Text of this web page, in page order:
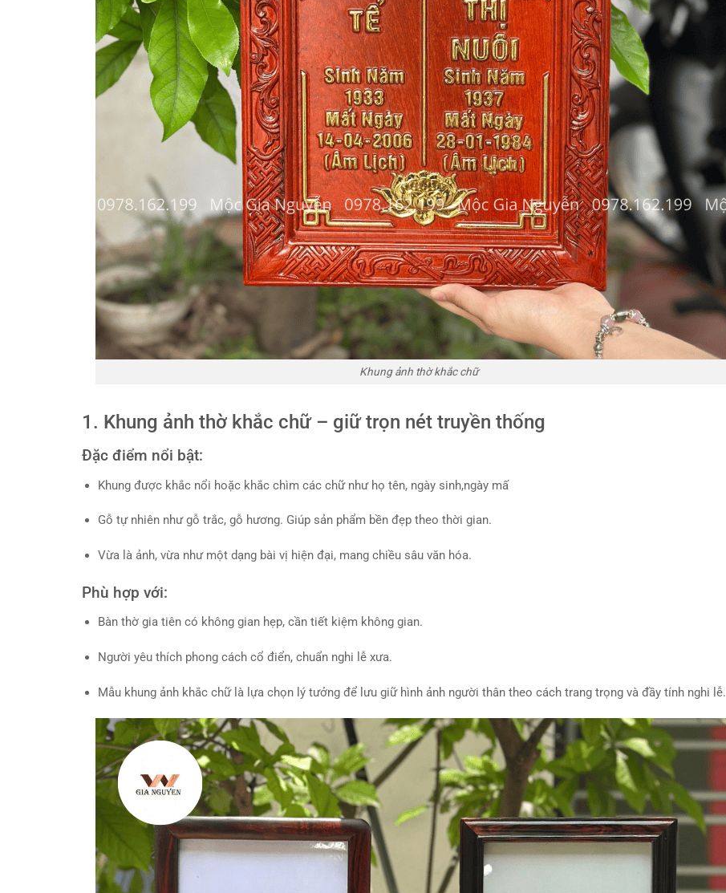
Khung ảnh thờ khắc chữ
1. Khung ảnh thờ khắc chữ – giữ trọn nét truyền thống
Đặc điểm nổi bật:
Khung được khắc nổi hoặc khắc chìm các chữ như họ tên, ngày sinh,ngày mấ
Gỗ tự nhiên như gỗ trắc, gỗ hương. Giúp sản phẩm bền đẹp theo thời gian.
Vừa là ảnh, vừa như một dạng bài vị hiện đại, mang chiều sâu văn hóa.
Phù hợp với:
Bàn thờ gia tiên có không gian hẹp, cần tiết kiệm không gian.
Người yêu thích phong cách cổ điển, chuẩn nghi lễ xưa.
Mẫu khung ảnh khắc chữ là lựa chọn lý tưởng để lưu giữ hình ảnh người thân theo cách trang trọng và đầy tính nghi lễ.